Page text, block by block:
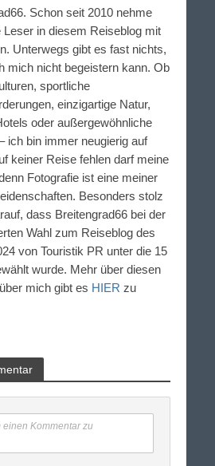
Schon seit 2010 nehme
Leser in diesem Reiseblog mit
Unterwegs gibt es fast nichts,
mich nicht begeistern kann. Ob
sportliche
einzigartige Natur,
oder außergewöhnliche
ich bin immer neugierig auf
keiner Reise fehlen darf meine
Fotografie ist eine meiner
Besonders stolz
dass Breitengrad66 bei der
Wahl zum Reiseblog des
von Touristik PR unter die 15
wurde. Mehr über diesen
mich gibt es HIER zu
einen Kommentar zu